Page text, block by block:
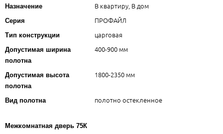
Назначение В квартиру, В дом
Серия ПРОФАЙЛ
Тип конструкции царговая
Допустимая ширина
полотна
400-900 мм
Допустимая высота
полотна
1800-2350 мм
Вид полотна полотно остекленное
Межкомнатная дверь 75К